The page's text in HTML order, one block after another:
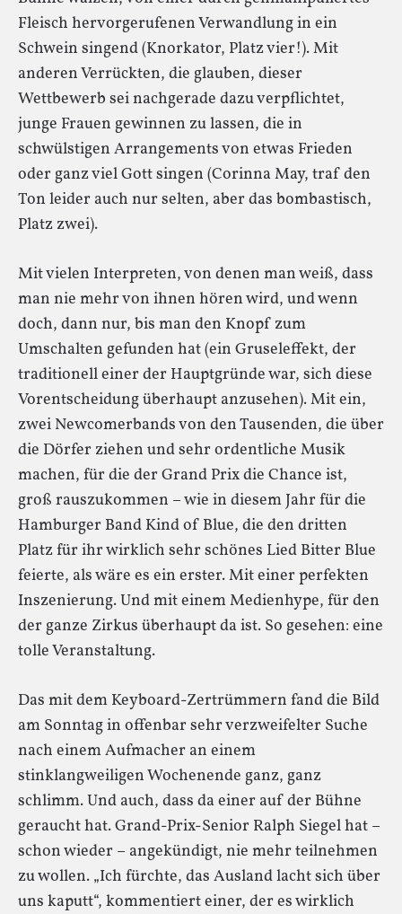
Fleisch hervorgerufenen Verwandlung in ein
Schwein singend (Knorkator, Platz vier!). Mit
anderen Verrückten, die glauben, dieser
Wettbewerb sei nachgerade dazu verpflichtet,
junge Frauen gewinnen zu lassen, die in
schwülstigen Arrangements von etwas Frieden
oder ganz viel Gott singen (Corinna May, traf den
Ton leider auch nur selten, aber das bombastisch,
Platz zwei).
Mit vielen Interpreten, von denen man weiß, dass
man nie mehr von ihnen hören wird, und wenn
doch, dann nur, bis man den Knopf zum
Umschalten gefunden hat (ein Gruseleffekt, der
traditionell einer der Hauptgründe war, sich diese
Vorentscheidung überhaupt anzusehen). Mit ein,
zwei Newcomerbands von den Tausenden, die über
die Dörfer ziehen und sehr ordentliche Musik
machen, für die der Grand Prix die Chance ist,
groß rauszukommen – wie in diesem Jahr für die
Hamburger Band Kind of Blue, die den dritten
Platz für ihr wirklich sehr schönes Lied Bitter Blue
feierte, als wäre es ein erster. Mit einer perfekten
Inszenierung. Und mit einem Medienhype, für den
der ganze Zirkus überhaupt da ist. So gesehen: eine
tolle Veranstaltung.
Das mit dem Keyboard-Zertrümmern fand die Bild
am Sonntag in offenbar sehr verzweifelter Suche
nach einem Aufmacher an einem
stinklangweiligen Wochenende ganz, ganz
schlimm. Und auch, dass da einer auf der Bühne
geraucht hat. Grand-Prix-Senior Ralph Siegel hat –
schon wieder – angekündigt, nie mehr teilnehmen
zu wollen. „Ich fürchte, das Ausland lacht sich über
uns kaputt“, kommentiert einer, der es wirklich